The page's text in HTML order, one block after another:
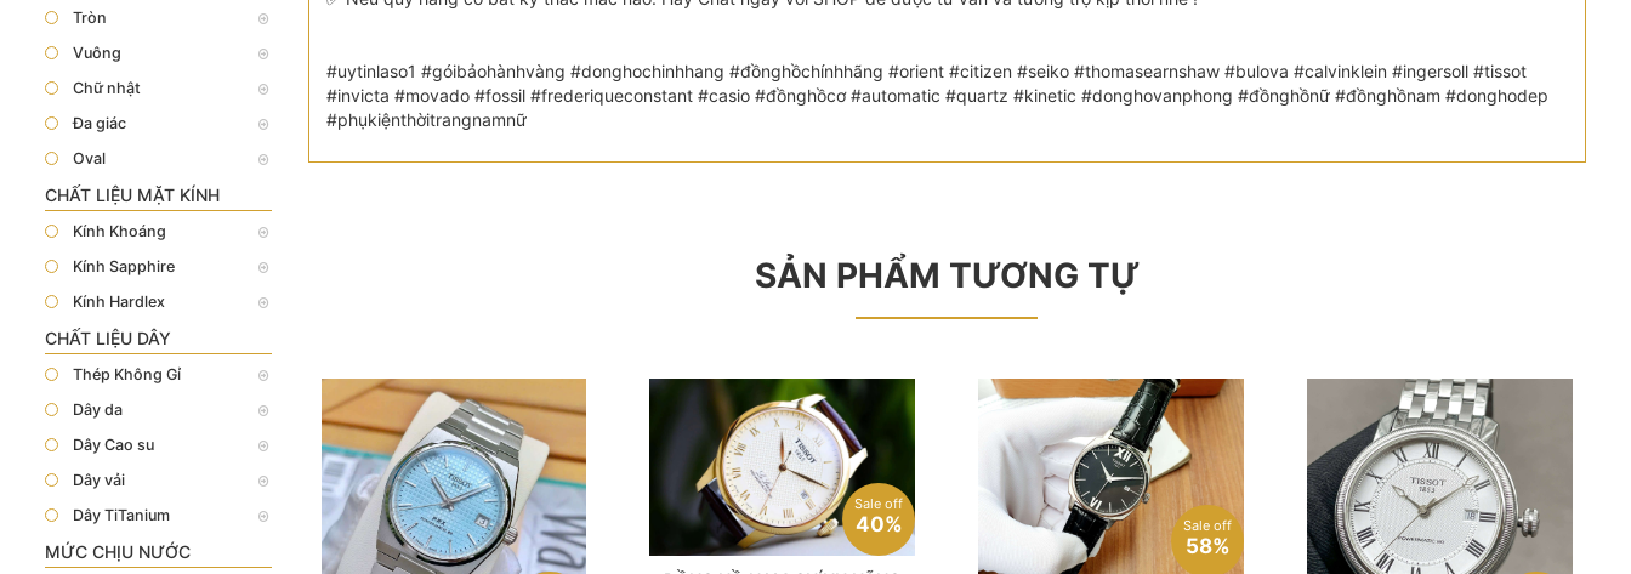
Tròn
Vuông
Chữ nhật
Đa giác
Oval
CHẤT LIỆU MẶT KÍNH
Kính Khoáng
Kính Sapphire
Kính Hardlex
CHẤT LIỆU DÂY
Thép Không Gỉ
Dây da
Dây Cao su
Dây vải
Dây TiTanium
MỨC CHỊU NƯỚC
#uytinlaso1 #góibảohànhvàng #donghochinhhang #đồnghồchínhhãng #orient #citizen #seiko #thomasearnshaw #bulova #calvinklein #ingersoll #tissot
#invicta #movado #fossil #frederiqueconstant #casio #đồnghồcơ #automatic #quartz #kinetic #donghovanphong #đồnghồnữ #đồnghồnam #donghodep
#phụkiệnthờitrangnamnữ
SẢN PHẨM TƯƠNG TỰ
Sale off
40% Sale off
58%